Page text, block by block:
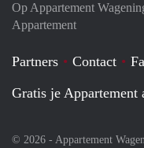
Op Appartement
Appartement
Partners Contact
Gratis je Appartement
© 2026 - Appartement